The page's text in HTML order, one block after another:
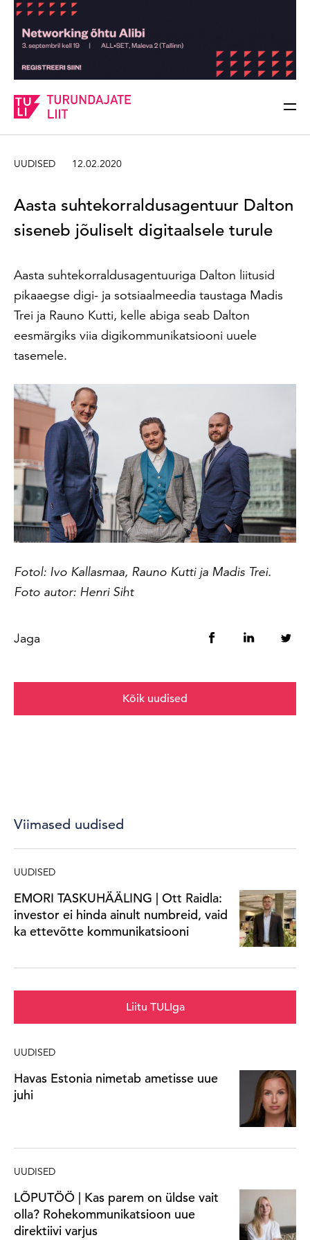
Sisesta märksõna
UUDISED 12.02.2020
Aasta suhtekorraldusagentuur Dalton
siseneb jõuliselt digitaalsele turule
Aasta suhtekorraldusagentuuriga Dalton liitusid
pikaaegse digi- ja sotsiaalmeedia taustaga Madis
Trei ja Rauno Kutti, kelle abiga seab Dalton
eesmärgiks viia digikommunikatsiooni uuele
tasemele.
Fotol: Ivo Kallasmaa, Rauno Kutti ja Madis Trei.
Foto autor: Henri Siht
Jaga
Kõik uudised
Viimased uudised
UUDISED
EMORI TASKUHÄÄLING | Ott Raidla:
investor ei hinda ainult numbreid, vaid
ka ettevõtte kommunikatsiooni
Liitu TULIga
UUDISED
Havas Estonia nimetab ametisse uue
juhi
UUDISED
LÕPUTÖÖ | Kas parem on üldse vait
olla? Rohekommunikatsioon uue
direktiivi varjus